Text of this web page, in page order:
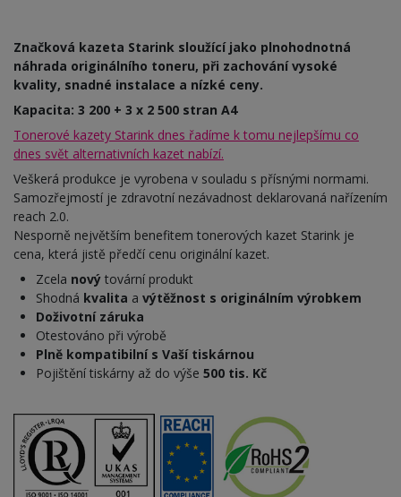
Značková kazeta Starink sloužící jako plnohodnotná
náhrada originálního toneru, při zachování vysoké
kvality, snadné instalace a nízké ceny.
Kapacita: 3 200 + 3 x 2 500 stran A4
Tonerové kazety Starink dnes řadíme k tomu nejlepšímu co
dnes svět alternativních kazet nabízí.
Veškerá produkce je vyrobena v souladu s přísnými normami.
Samozřejmostí je zdravotní nezávadnost deklarovaná nařízením
reach 2.0.
Nesporně největším benefitem tonerových kazet Starink je
cena, která jistě předčí cenu originální kazet.
Zcela nový tovární produkt
Shodná kvalita a výtěžnost s originálním výrobkem
Doživotní záruka
Otestováno při výrobě
Plně kompatibilní s Vaší tiskárnou
Pojištění tiskárny až do výše 500 tis. Kč